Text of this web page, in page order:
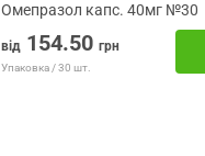
Омепразол капс. 40мг №30
від 154.50 грн
Упаковка / 30 шт.